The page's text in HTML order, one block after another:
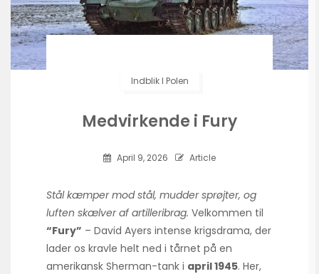
Indblik I Polen
Medvirkende i Fury
April 9, 2026 Article
Stål kæmper mod stål, mudder sprøjter, og
luften skælver af artilleribrag. Velkommen til
“Fury” – David Ayers intense krigsdrama, der
lader os kravle helt ned i tårnet på en
amerikansk Sherman-tank i april 1945. Her,